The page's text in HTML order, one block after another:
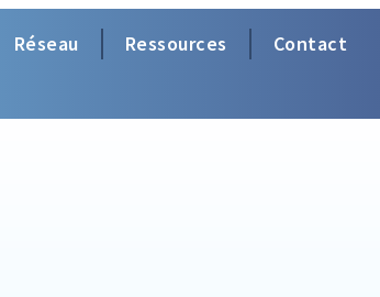
Réseau Ressources Contact